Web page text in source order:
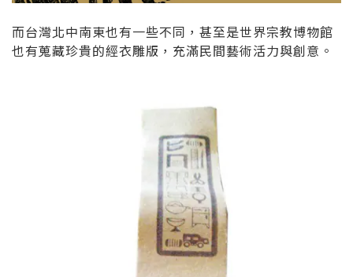
而台灣北中南東也有一些不同，甚至是世界宗教博物館
也有蒐藏珍貴的經衣雕版，充滿民間藝術活力與創意。